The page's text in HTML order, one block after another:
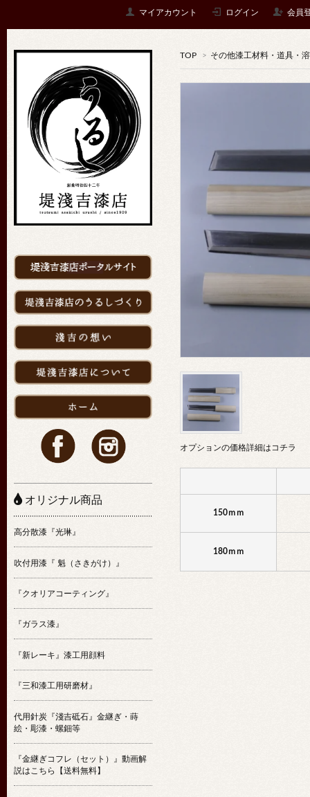
マイアカウント ログイン 会員
TOP > その他漆工材料・道具・
オプションの価格詳細はコチラ
150ｍｍ
180ｍｍ
オリジナル商品
高分散漆『光琳』
吹付用漆『 魁（さきがけ）』
『クオリアコーティング』
『ガラス漆』
『新レーキ』漆工用顔料
『三和漆工用研磨材』
代用針炭『淺吉砥石』金継ぎ・蒔
絵・彫漆・螺鈿等
『金継ぎコフレ（セット）』動画解
説はこちら【送料無料】